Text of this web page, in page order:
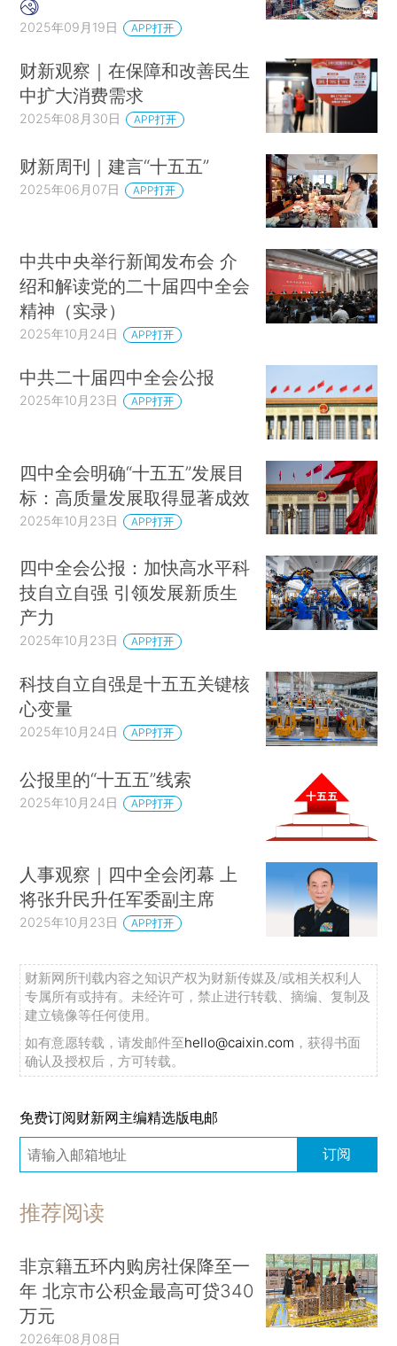
2025年09月19日 APP打开
财新观察｜在保障和改善民生
中扩大消费需求
2025年08月30日 APP打开
财新周刊｜建言“十五五”
2025年06月07日 APP打开
中共中央举行新闻发布会 介
绍和解读党的二十届四中全会
精神（实录）
2025年10月24日 APP打开
中共二十届四中全会公报
2025年10月23日 APP打开
四中全会明确“十五五”发展目
标：高质量发展取得显著成效
2025年10月23日 APP打开
四中全会公报：加快高水平科
技自立自强 引领发展新质生
产力
2025年10月23日 APP打开
科技自立自强是十五五关键核
心变量
2025年10月24日 APP打开
公报里的“十五五”线索
2025年10月24日 APP打开
人事观察｜四中全会闭幕 上
将张升民升任军委副主席
2025年10月23日 APP打开
财新网所刊载内容之知识产权为财新传媒及/或相关权利人
专属所有或持有。未经许可，禁止进行转载、摘编、复制及
建立镜像等任何使用。
如有意愿转载，请发邮件至hello@caixin.com ，获得书面
确认及授权后，方可转载。
免费订阅财新网主编精选版电邮
订阅
推荐阅读
非京籍五环内购房社保降至一
年 北京市公积金最高可贷340
万元
2026年08月08日